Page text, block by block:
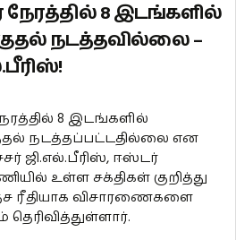
நேரத்தில் 8 இடங்களில்
நடத்தவில்லை –
8 இடங்களில்
நடத்தப்பட்டதில்லை என
ஜி.எல்.பீரிஸ், ஈஸ்டர்
உள்ள சக்திகள் குறித்து
ரீதியாக விசாரணைகளை